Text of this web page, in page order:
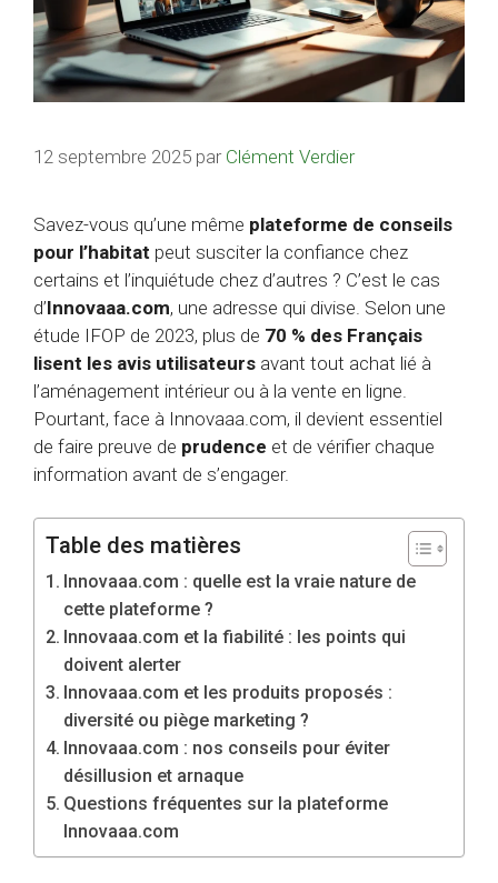
12 septembre 2025 par Clément Verdier
Savez-vous qu’une même plateforme de conseils
pour l’habitat peut susciter la confiance chez
certains et l’inquiétude chez d’autres ? C’est le cas
d’Innovaaa.com, une adresse qui divise. Selon une
étude IFOP de 2023, plus de 70 % des Français
lisent les avis utilisateurs avant tout achat lié à
l’aménagement intérieur ou à la vente en ligne.
Pourtant, face à Innovaaa.com, il devient essentiel
de faire preuve de prudence et de vérifier chaque
information avant de s’engager.
Table des matières
Innovaaa.com : quelle est la vraie nature de
cette plateforme ?
Innovaaa.com et la fiabilité : les points qui
doivent alerter
Innovaaa.com et les produits proposés :
diversité ou piège marketing ?
Innovaaa.com : nos conseils pour éviter
désillusion et arnaque
Questions fréquentes sur la plateforme
Innovaaa.com